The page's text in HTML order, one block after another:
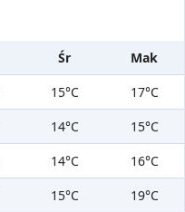
Śr
Mak
15°C
17°C
14°C
15°C
14°C
16°C
15°C
19°C